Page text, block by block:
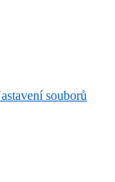
souborů